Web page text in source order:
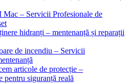
– Servicii Profesionale de
hidranți – mentenanță și reparații
de incendiu – Servicii
articole de protecție –
pentru siguranță reală